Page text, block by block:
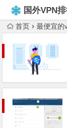
国外VPN
榜首页 最便宜的